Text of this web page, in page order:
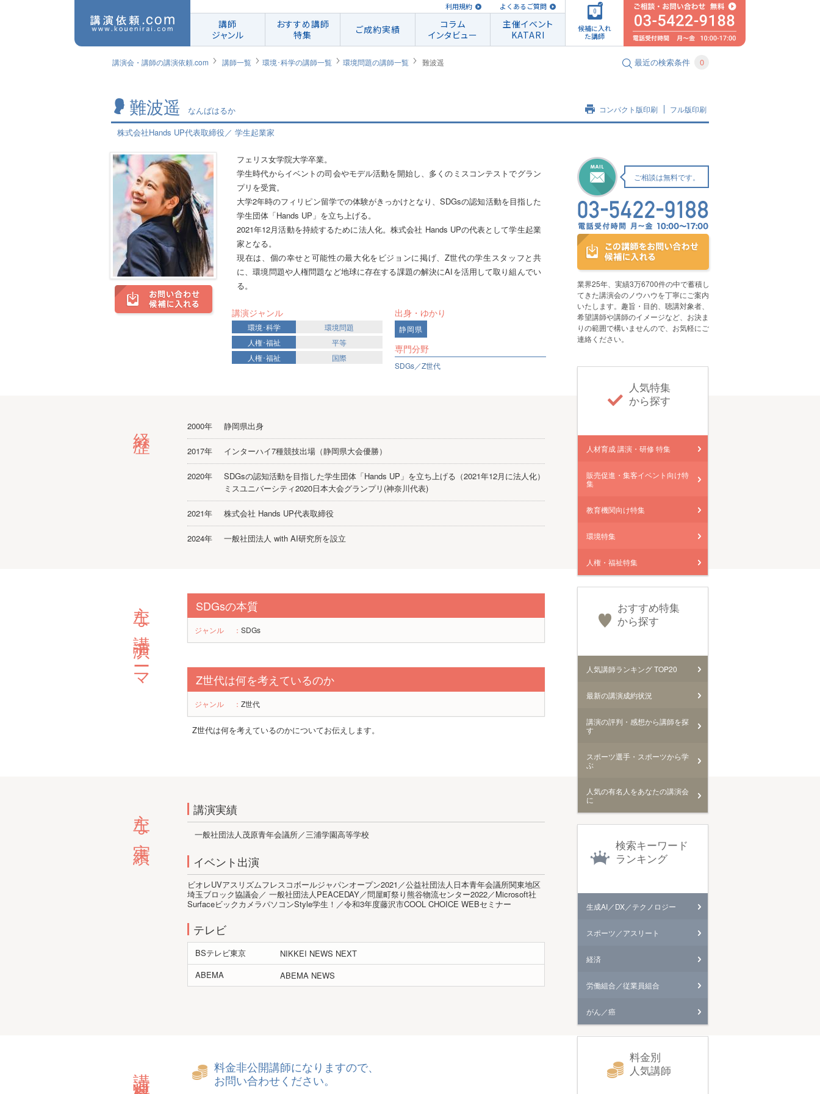
利用規約 よくあるご質問
講師
ジャンル
おすすめ講師
特集
ご成約実績
コラム
インタビュー
主催イベント
KATARI
0
候補に入れ
た講師
講演会・講師の講演依頼.com 講師一覧 環境･科学の講師一覧 環境問題の講師一覧 難波遥 最近の検索条件 0
難波遥 なんばはるか コンパクト版印刷 フル版印刷
株式会社Hands UP代表取締役／ 学生起業家
フェリス女学院大学卒業。
学生時代からイベントの司会やモデル活動を開始し、多くのミスコンテストでグラン
プリを受賞。
大学2年時のフィリピン留学での体験がきっかけとなり、SDGsの認知活動を目指した
学生団体「Hands UP」を立ち上げる。
2021年12月活動を持続するために法人化。株式会社 Hands UPの代表として学生起業
家となる。
現在は、個の幸せと可能性の最大化をビジョンに掲げ、Z世代の学生スタッフと共
に、環境問題や人権問題など地球に存在する課題の解決にAIを活用して取り組んでい
る。
講演ジャンル
環境･科学
環境問題
人権･福祉
平等
人権･福祉
国際
出身・ゆかり
静岡県
専門分野
SDGs／Z世代
ご相談は無料です。
業界25年、実績3万6700件の中で蓄積し
てきた講演会のノウハウを丁寧にご案内
いたします。趣旨・目的、聴講対象者、
希望講師や講師のイメージなど、お決ま
りの範囲で構いませんので、お気軽にご
連絡ください。
人気特集
から探す
人材育成 講演・研修 特集
販売促進・集客イベント向け特
集
教育機関向け特集
環境特集
人権・福祉特集
おすすめ特集
から探す
人気講師ランキング TOP20
最新の講演成約状況
講演の評判・感想から講師を探
す
スポーツ選手・スポーツから学
ぶ
人気の有名人をあなたの講演会
に
検索キーワード
ランキング
生成AI／DX／テクノロジー
スポーツ／アスリート
経済
労働組合／従業員組合
がん／癌
料金別
人気講師
2000年 静岡県出身
2017年 インターハイ7種競技出場（静岡県大会優勝）
2020年
SDGsの認知活動を目指した学生団体「Hands UP」を立ち上げる（2021年12月に法人化）
ミスユニバーシティ2020日本大会グランプリ(神奈川代表)
2021年 株式会社 Hands UP代表取締役
2024年 一般社団法人 with AI研究所を設立
主な講演テーマ SDGsの本質
ジャンル ： SDGs
Z世代は何を考えているのか
ジャンル ： Z世代
Z世代は何を考えているのかについてお伝えします。
主な実績 講演実績
一般社団法人茂原青年会議所／三浦学園高等学校
イベント出演
ビオレUVアスリズムフレスコボールジャパンオープン2021／公益社団法人日本青年会議所関東地区
埼玉ブロック協議会／ 一般社団法人PEACEDAY／問屋町祭り熊谷物流センター2022／Microsoft社
SurfaceビックカメラパソコンStyle学生！／令和3年度藤沢市COOL CHOICE WEBセミナー
テレビ
BSテレビ東京
NIKKEI NEWS NEXT
ABEMA
ABEMA NEWS
講演料金目安
料金非公開講師になりますので、
お問い合わせください。